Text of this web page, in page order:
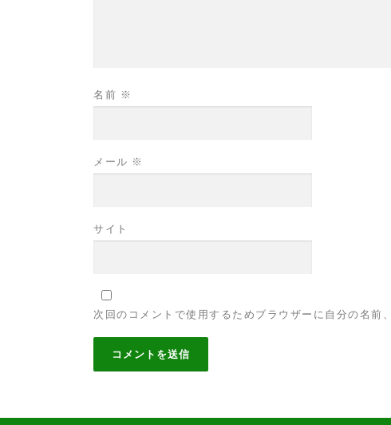
名前 ※
メール ※
サイト
次回のコメントで使用するためブラウザーに自分の名前